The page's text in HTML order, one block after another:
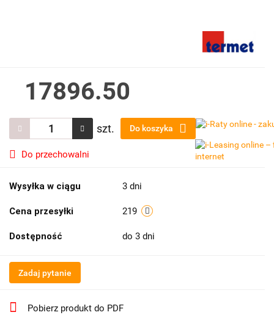
17896.50
szt. Do koszyka
Do przechowalni
Wysyłka w ciągu 3 dni
Cena przesyłki 219
Dostępność do 3 dni
Zadaj pytanie
Pobierz produkt do PDF